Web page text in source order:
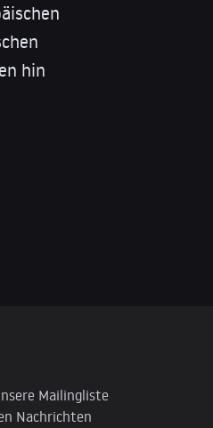
hin
Mailingliste
Nachrichten